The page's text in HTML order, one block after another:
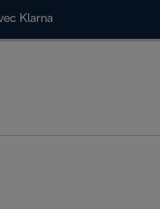
Klarna